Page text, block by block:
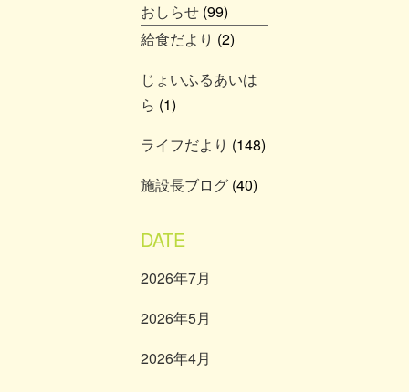
おしらせ (99)
給食だより (2)
じょいふるあいは
ら (1)
ライフだより (148)
施設長ブログ (40)
DATE
2026年7月
2026年5月
2026年4月